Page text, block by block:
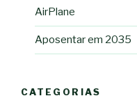
AirPlane
Aposentar em 2035
CATEGORIAS